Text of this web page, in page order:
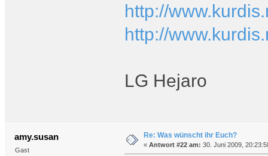
http://
http://
LG Hejaro
amy.susan
Gast
Re: Was wünscht ihr Euch?
« Antwort #22 am: 30. Juni 2009,